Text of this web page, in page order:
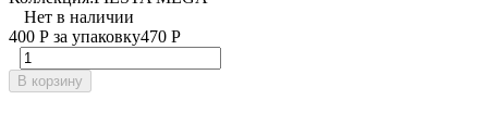
Нет в наличии
400 Р за упаковку470 Р
В корзину